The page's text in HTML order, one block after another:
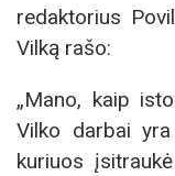
redaktorius
Vilką rašo:
„Mano, kaip
Vilko darbai
kuriuos